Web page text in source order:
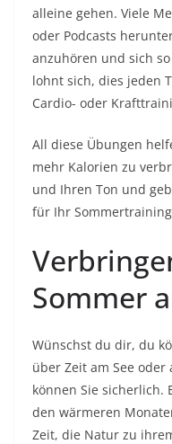
alleine gehen. Viele
oder Podcasts
anzuhören und sich
lohnt sich, dies jeden
Cardio- oder
All diese Übungen
mehr Kalorien zu
und Ihren Ton und
für Ihr
Sommer
Wünschst du dir, du
über Zeit am See
können Sie sicherlich.
den wärmeren
Zeit, die Natur zu